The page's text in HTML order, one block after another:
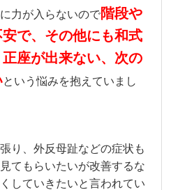
力が入らないので階段や
で、その他にも和式
正座が出来ない、次の
という悩みを抱えていまし
り、外反母趾などの症状も
てもらいたいが改善するな
していきたいと言われてい